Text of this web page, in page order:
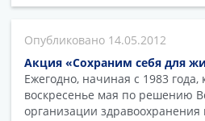
14.05.2012
Акция «Сохраним себя для
Ежегодно, начиная с 1983 года,
воскресенье мая по решению
организации